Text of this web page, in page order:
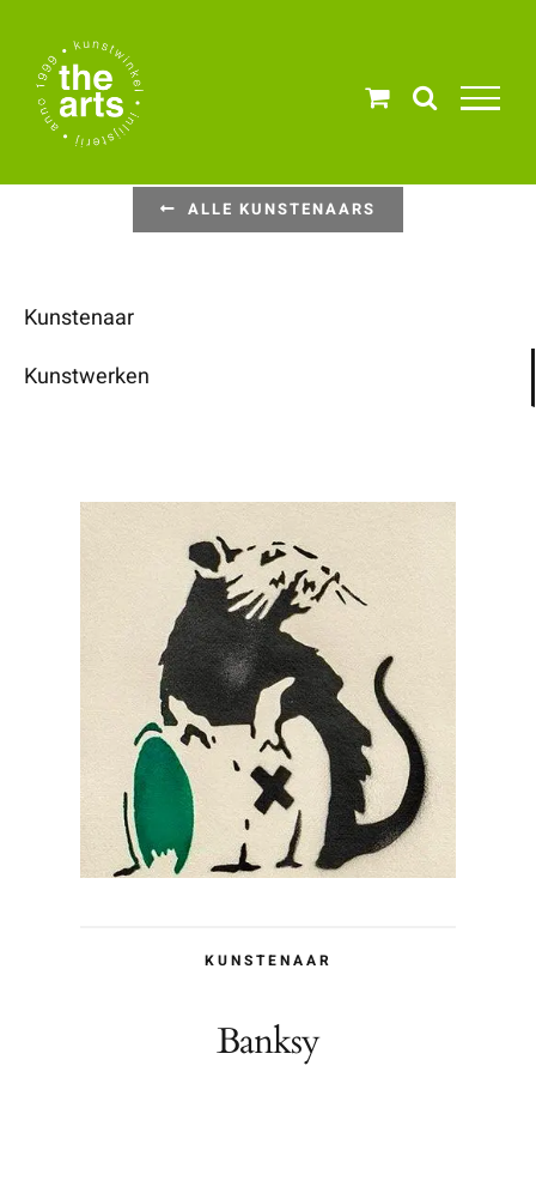
inhoud
KUNSTENAAR
Banksy
ALLE KUNSTENAARS
Kunstenaar
Kunstwerken